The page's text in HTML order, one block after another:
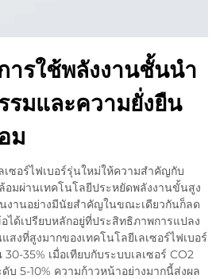
ารใช้พลังงานชั้นนำ
รมและความยั่งยืน
ม
เซอร์ไฟเบอร์รุ่นใหม่ให้ความสำคัญกับ
มผ่านเทคโนโลยีประหยัดพลังงานขั้นสูง
งานอย่างมีนัยสำคัญในขณะเดียวกันก็ลด
ได้เปรียบหลักอยู่ที่ประสิทธิภาพการแปลง
สงที่สูงมากของเทคโนโลยีเลเซอร์ไฟเบอร์
35% เมื่อเทียบกับระบบเลเซอร์ CO2
บ 5-10% ความก้าวหน้าอย่างมากนี้ส่งผล